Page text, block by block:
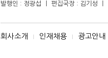
발행인 : 정광섭 ㅣ 편집국장 : 김기성
회사소개 I 인재채용 I 광고안내